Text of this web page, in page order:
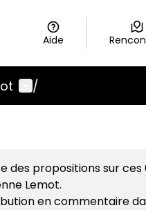
Aide
Menu utilisateur
/
des propositions sur
Lemot.
en commentaire